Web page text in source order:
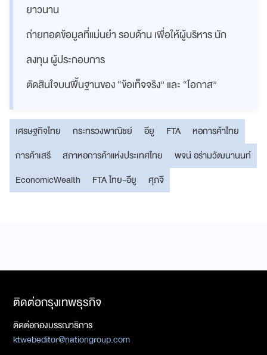
ยาวนาน
ถ่ายทอดข้อมูลที่แม่นยำ รอบด้าน เพื่อให้ผู้บริหาร นัก
ลงทุน ผู้ประกอบการ
ตัดสินใจบนพื้นฐานของ “ข้อเท็จจริง” และ “โอกาส”
เศรษฐกิจไทย กระทรวงพาณิชย์ อียู FTA
หอการค้าไทย
การค้าเสรี
สภาหอการค้าแห่งประเทศไทย
พจน์ อร่ามวัฒนานนท์
EconomicWealth
FTA ไทย-อียู ศุภจี
ติดต่อกรุงเทพธุรกิจ
ติดต่อกองบรรณาธิการ
ktwebeditor@nationgroup.com